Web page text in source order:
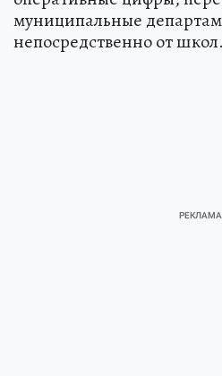
муниципальные
непосредственно от школ.